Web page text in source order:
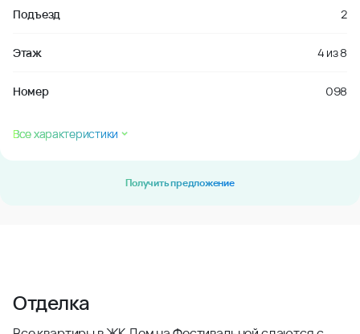
Подъезд 2
Этаж 4 из8
Номер 098
Все характеристики
Получить предложение
Отделка